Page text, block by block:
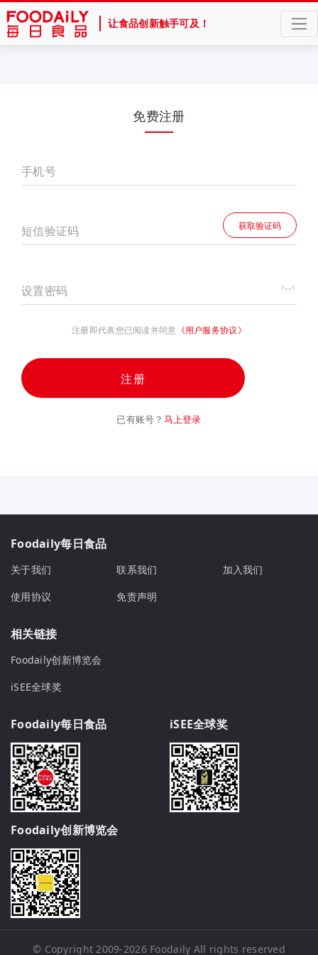
让食品创新触手可及！
免费注册
手机号
短信验证码 获取验证码
设置密码
注册即代表您已阅读并同意 《用户服务协议》
注册
已有账号？ 马上登录
Foodaily每日食品
关于我们 联系我们
加入我们
使用协议
免责声明
相关链接
Foodaily创新博览会
iSEE全球奖
Foodaily每日食品 iSEE全球奖
Foodaily创新博览会
© Copyright 2009-2026 Foodaily All rights reserved